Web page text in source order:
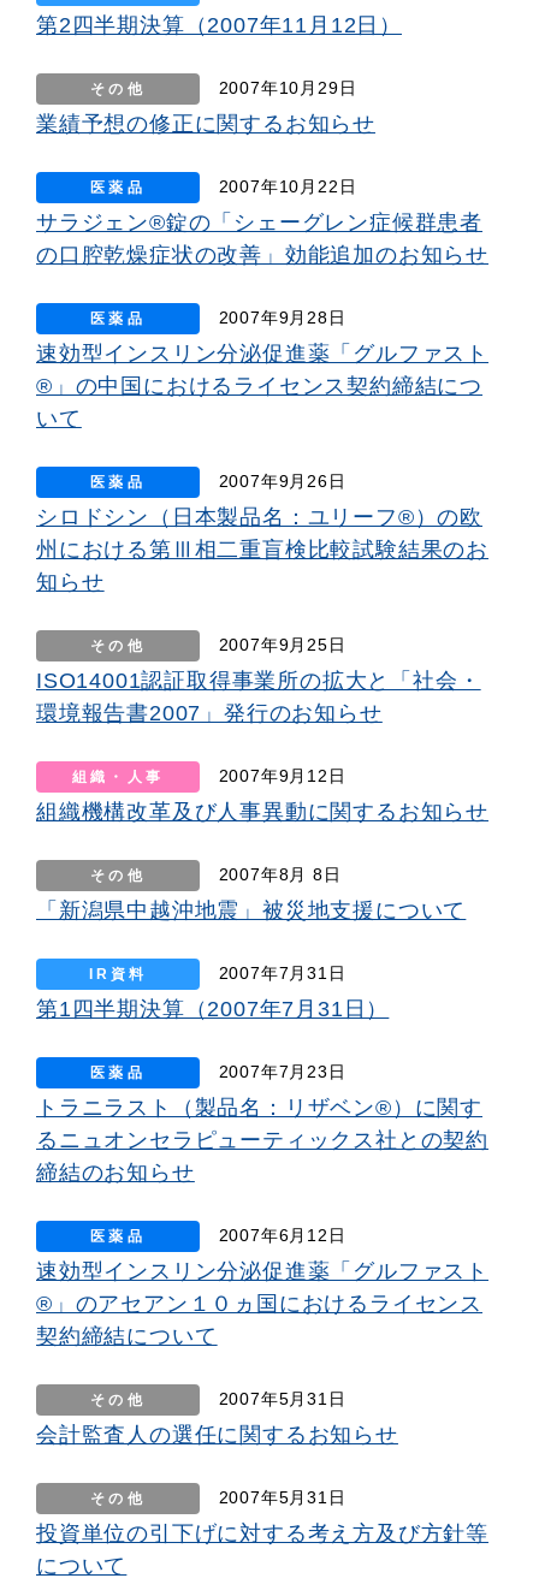
第2四半期決算（2007年11月12日）
その他 2007年10月29日
業績予想の修正に関するお知らせ
医薬品 2007年10月22日
サラジェン®錠の「シェーグレン症候群患者
の口腔乾燥症状の改善」効能追加のお知らせ
医薬品 2007年9月28日
速効型インスリン分泌促進薬「グルファスト
®」の中国におけるライセンス契約締結につ
いて
医薬品 2007年9月26日
シロドシン（日本製品名：ユリーフ®）の欧
州における第Ⅲ相二重盲検比較試験結果のお
知らせ
その他 2007年9月25日
ISO14001認証取得事業所の拡大と「社会・
環境報告書2007」発行のお知らせ
組織・人事 2007年9月12日
組織機構改革及び人事異動に関するお知らせ
その他 2007年8月 8日
「新潟県中越沖地震」被災地支援について
IR資料 2007年7月31日
第1四半期決算（2007年7月31日）
医薬品 2007年7月23日
トラニラスト（製品名：リザベン®）に関す
るニュオンセラピューティックス社との契約
締結のお知らせ
医薬品 2007年6月12日
速効型インスリン分泌促進薬「グルファスト
®」のアセアン１０ヵ国におけるライセンス
契約締結について
その他 2007年5月31日
会計監査人の選任に関するお知らせ
その他 2007年5月31日
投資単位の引下げに対する考え方及び方針等
について